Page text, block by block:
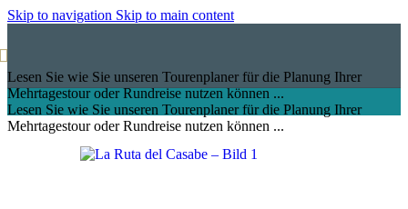
Skip to navigation Skip to main content
Lesen Sie wie Sie unseren Tourenplaner für die Planung Ihrer
Mehrtagestour oder Rundreise nutzen können ...
Lesen Sie wie Sie unseren Tourenplaner für die Planung Ihrer
Mehrtagestour oder Rundreise nutzen können ...